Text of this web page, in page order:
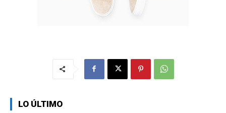
LO ÚLTIMO